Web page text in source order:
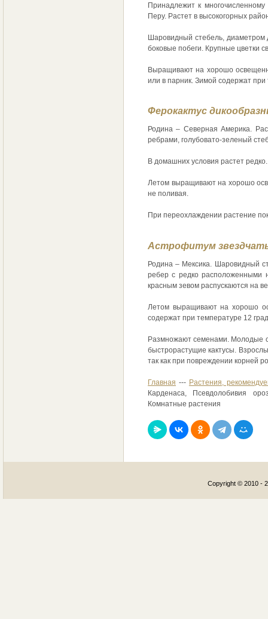
Принадлежит к
Перу. Растет в высокогорных
Шаровидный стебель, диаметром
боковые побеги. Крупные цветки
Выращивают на хорошо
или в парник. Зимой содержат при
Ферокактус
Родина – Северная Америка.
ребрами, голубовато-зеленый
В домашних условия растет
Летом выращивают на хорошо
не поливая.
При переохлаждении растение
Астрофитум
Родина – Мексика. Шаровидный
ребер с редко расположенными
красным зевом распускаются на
Летом выращивают на хорошо
содержат при температуре 12
Размножают семенами. Молодые
быстрорастущие кактусы.
так как при повреждении корней
Главная --- Растения,
Карденаса, Псевдолобивия
Комнатные растения
Copyright © 2010 -